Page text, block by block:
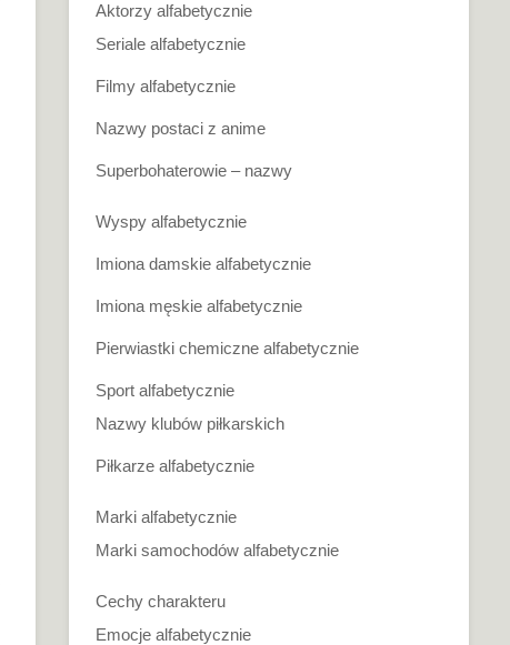
Aktorzy alfabetycznie
Seriale alfabetycznie
Filmy alfabetycznie
Nazwy postaci z anime
Superbohaterowie – nazwy
Wyspy alfabetycznie
Imiona damskie alfabetycznie
Imiona męskie alfabetycznie
Pierwiastki chemiczne alfabetycznie
Sport alfabetycznie
Nazwy klubów piłkarskich
Piłkarze alfabetycznie
Marki alfabetycznie
Marki samochodów alfabetycznie
Cechy charakteru
Emocje alfabetycznie